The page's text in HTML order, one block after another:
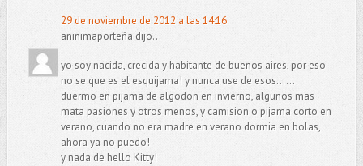
29 de noviembre de 2012 a las 14:16
aninimaporteña dijo...
yo soy nacida, crecida y habitante de buenos aires, por eso
no se que es el esquijama! y nunca use de esos......
duermo en pijama de algodon en invierno, algunos mas
mata pasiones y otros menos, y camision o pijama corto en
verano, cuando no era madre en verano dormia en bolas,
ahora ya no puedo!
y nada de hello Kitty!